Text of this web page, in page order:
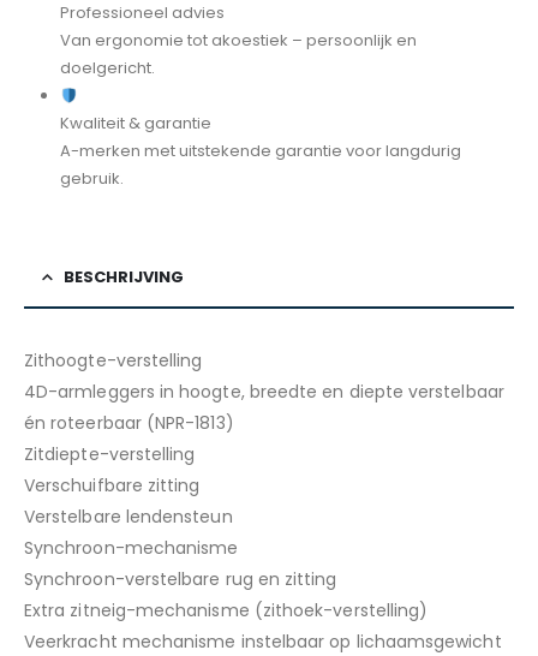
Professioneel advies
Van ergonomie tot akoestiek – persoonlijk en
doelgericht.
Kwaliteit & garantie
A-merken met uitstekende garantie voor langdurig
gebruik.
BESCHRIJVING
Zithoogte-verstelling
4D-armleggers in hoogte, breedte en diepte verstelbaar
én roteerbaar (NPR-1813)
Zitdiepte-verstelling
Verschuifbare zitting
Verstelbare lendensteun
Synchroon-mechanisme
Synchroon-verstelbare rug en zitting
Extra zitneig-mechanisme (zithoek-verstelling)
Veerkracht mechanisme instelbaar op lichaamsgewicht